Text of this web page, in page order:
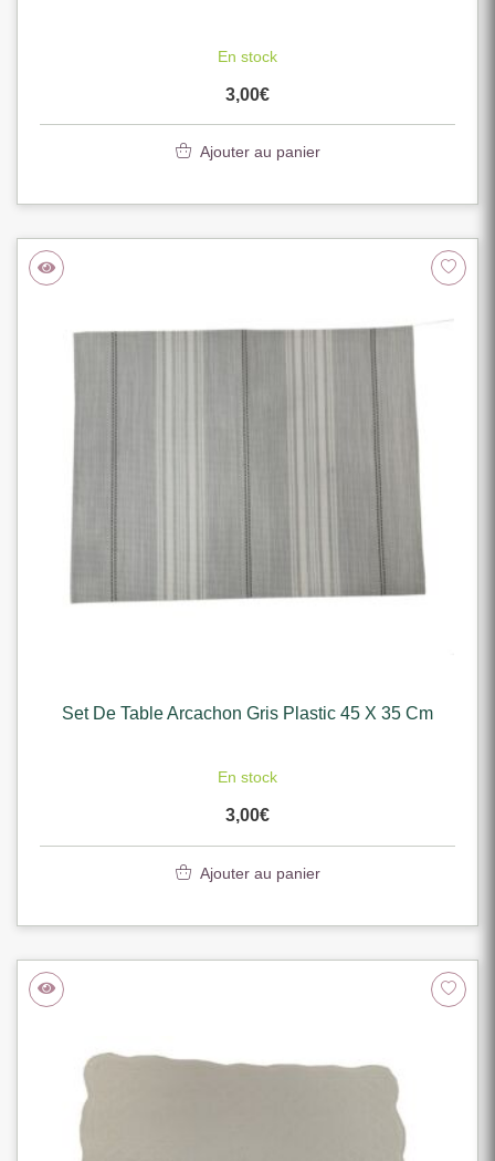
En stock
3,00€
Ajouter au panier
Set De Table Arcachon Gris Plastic 45 X 35 Cm
En stock
3,00€
Ajouter au panier